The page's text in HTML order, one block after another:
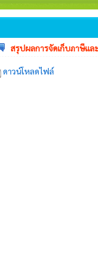
สรุปผลการจัดเก็บภาษีแล
ดาวน์โหลดไฟล์